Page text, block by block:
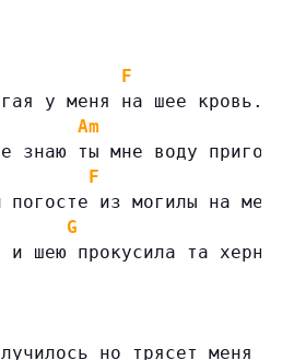
F
у меня на шее кровь.
Am
знаю ты мне воду
F
из могилы на меня
G
и шею прокусила та херня.
но трясет меня и